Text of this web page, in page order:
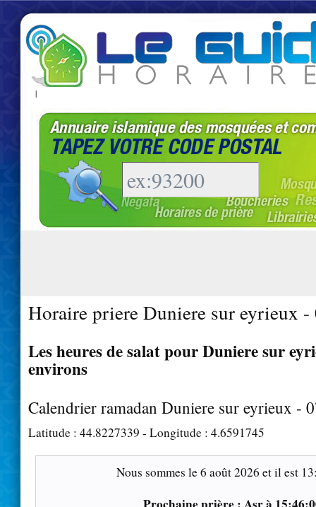
|
Horaire priere Duniere sur eyrieux -
Les heures de salat pour Duniere sur
environs
Calendrier ramadan Duniere sur eyrieux -
Latitude : 44.8227339 - Longitude : 4.6591745
Nous sommes le6 août 2026 et il est